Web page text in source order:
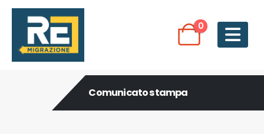
0
Comunicato stampa